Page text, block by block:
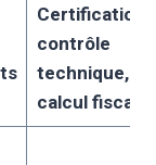
Certification,
contrôle
technique,
calcul fiscal